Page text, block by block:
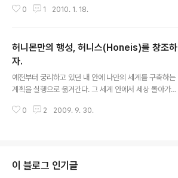
를 선정을 해서 정보를 받아보았다. 전송내용은 위의..
stStyle=&cpage= 최근에 새로운 버전으로 리버스되기
기와 사방에서 쏟아져 나오는 괴물들에 섬짓함에 놀라면서
천하무적 모드로 벽을 뚫고다니면서 괴물들을 유린했던 슈
퍼솔져가 되기도 했다. 이어서 패키지 게임이 조금씩 사그
라들더니 온라인 FPS 게임들이 유행하기 시작했다. 처음
에 한 것은 '카르마'였다. 2차 세계대전과 가까운 미래를 배
경으로 하는 FPS 게임이었고, 이어서 스페셜포스를 ..
0 1 2010. 1. 18.
허니몬만의 행성, 허니스(Honeis)를 창조하
자.
예전부터 궁리하고 있던 내 안에 나만의 세계를 구축하는
계획을 실행으로 옮겨간다. 그 세계 안에서 세상 돌아가는
살아가기 위해 어떻게 대처해야하는지, 세상에 영향을 끼
축이 완료된 상태이며, 6대양 5대주로 구성이 될 것이다.
그 안에서 다양한 종족, 다양한 사회, 다양한 종교가 어울어
0 2 2009. 9. 30.
이 블로그 인기글